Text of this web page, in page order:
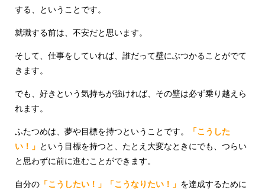
する、ということです。
就職する前は、不安だと思います。
そして、仕事をしていれば、誰だって壁にぶつかることがでて
きます。
でも、好きという気持ちが強ければ、その壁は必ず乗り越えら
れます。
ふたつめは、夢や目標を持つということです。
「こうした
い！」 という目標を持つと、たとえ大変なときにでも、つらい
と思わずに前に進むことができます。
自分の 「こうしたい！」「こうなりたい！」 を達成するために